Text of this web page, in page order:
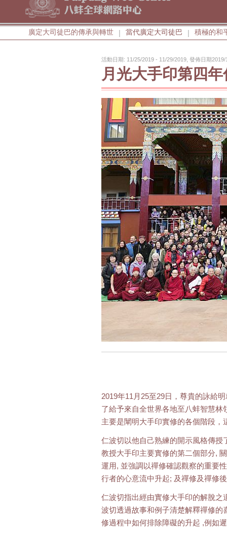
廣定大司徒巴的傳承與轉世 | 當代廣定大司徒巴 | 積極的和
活動日期: 11/25/2019 - 11/29/2019, 發佈日期2019/
月光大手印第四
2019年11月25至29日，尊貴的詠給
了給予來自全世界各地至八蚌智慧
主要是闡明大手印實修的各個階段
仁波切以他自己熟練的開示風格傳授
教授大手印主要實修的第二個部分,
運用, 並強調以禪修確認觀察的重要
行者的心意流中升起; 及禪修及禪修
仁波切指出經由實修大手印的解脫
波切透過故事和例子清楚解釋禪修的
修過程中如何排除障礙的升起 ,例如